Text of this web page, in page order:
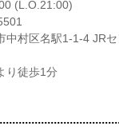
(L.O.21:00)
中村区名駅1-1-4 JR
り徒歩1分